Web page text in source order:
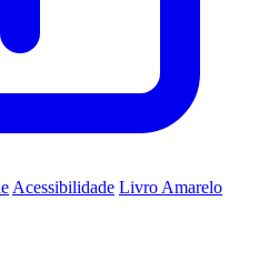
Acessibilidade Livro Amarelo